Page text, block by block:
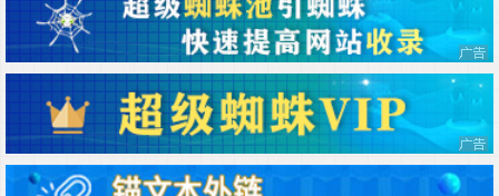
蛛
池